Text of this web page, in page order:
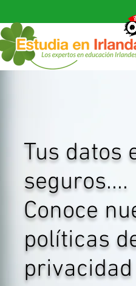
Tus datos
seguros....
Conoce
políticas
privacidad